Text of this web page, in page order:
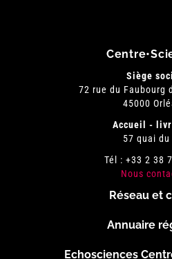
Siège
72 rue du Faubourg
45000
Accueil -
57 quai du
Tél : +33 2 38
Nous
Réseau et
Annuaire
Echosciences